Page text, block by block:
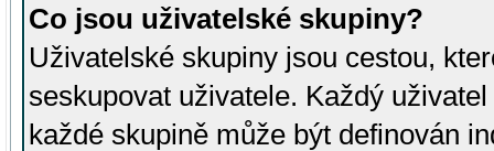
Co jsou uživatelské skupiny?
Uživatelské skupiny jsou cestou,
seskupovat uživatele. Každý
každé skupině může být definován